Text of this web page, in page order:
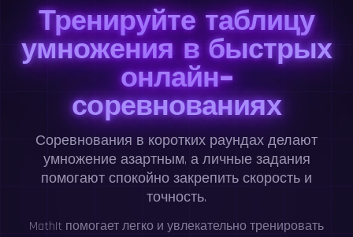
Тренируйте таблицу
умножения в быстрых
онлайн-
соревнованиях
Соревнования в коротких раундах делают
умножение азартным, а личные задания
помогают спокойно закрепить скорость и
точность.
MathIt помогает легко и увлекательно тренировать